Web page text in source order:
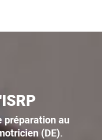
préparation au
(DE).